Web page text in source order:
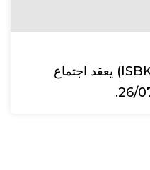
البنك الإسلامي الفلسطيني (ISBK) يعقد اجتماع